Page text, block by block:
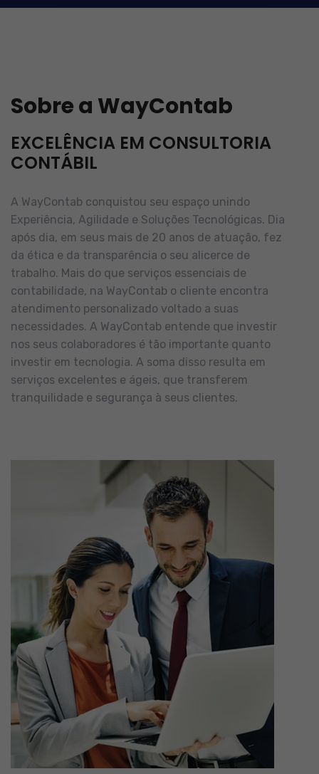
Sobre a WayContab
EXCELÊNCIA EM CONSULTORIA
CONTÁBIL
A WayContab conquistou seu espaço unindo
Experiência, Agilidade e Soluções Tecnológicas. Dia
após dia, em seus mais de 20 anos de atuação, fez
da ética e da transparência o seu alicerce de
trabalho. Mais do que serviços essenciais de
contabilidade, na WayContab o cliente encontra
atendimento personalizado voltado a suas
necessidades. A WayContab entende que investir
nos seus colaboradores é tão importante quanto
investir em tecnologia. A soma disso resulta em
serviços excelentes e ágeis, que transferem
tranquilidade e segurança à seus clientes.